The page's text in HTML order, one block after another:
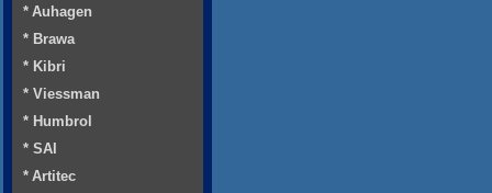
* Auhagen
* Brawa
* Kibri
* Viessman
* Humbrol
* SAI
* Artitec